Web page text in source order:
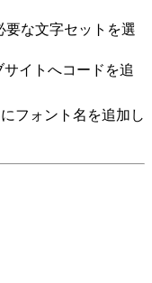
要な文字セットを選
サイトへコードを追
にフォント名を追加し